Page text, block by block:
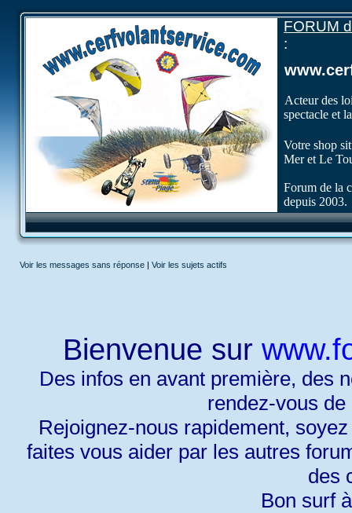
FORUM
:
Acteur des
spectacle et
Votre shop
Mer et Le
Forum de la
depuis 2003.
Voir les messages sans réponse | Voir les sujets actifs
Bienvenue sur
Des infos en avant première, des
rendez-vous
Rejoignez-nous rapidement,
faites vous aider par les autres
des
Bon surf